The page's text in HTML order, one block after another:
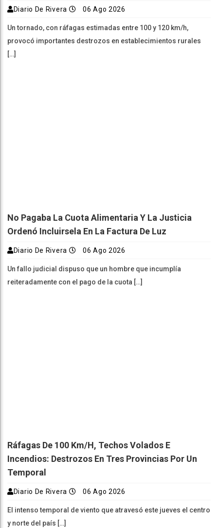
Diario De Rivera 06 Ago 2026
Un tornado, con ráfagas estimadas entre 100 y 120 km/h,
provocó importantes destrozos en establecimientos rurales
[…]
No Pagaba La Cuota Alimentaria Y La Justicia
Ordenó Incluirsela En La Factura De Luz
Diario De Rivera 06 Ago 2026
Un fallo judicial dispuso que un hombre que incumplía
reiteradamente con el pago de la cuota […]
Ráfagas De 100 Km/h, Techos Volados E
Incendios: Destrozos En Tres Provincias Por Un
Temporal
Diario De Rivera 06 Ago 2026
El intenso temporal de viento que atravesó este jueves el centro
y norte del país […]